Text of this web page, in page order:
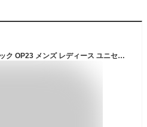
[コールマン] アメリカンクラシック OP23 メンズ レディース ユニセックス リュック バックパック バッグ 23L 通学 軽量 撥水